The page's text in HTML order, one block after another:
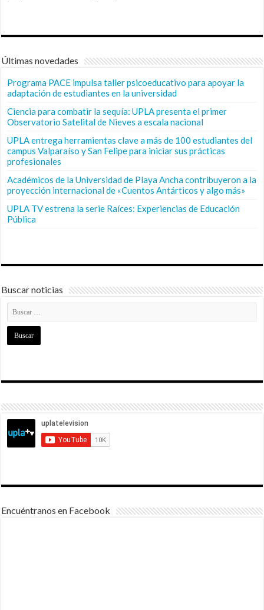
Últimas novedades
Programa PACE impulsa taller psicoeducativo para apoyar la
adaptación de estudiantes en la universidad
Ciencia para combatir la sequía: UPLA presenta el primer
Observatorio Satelital de Nieves a escala nacional
UPLA entrega herramientas clave a más de 100 estudiantes del
campus Valparaíso y San Felipe para iniciar sus prácticas
profesionales
Académicos de la Universidad de Playa Ancha contribuyeron a la
proyección internacional de «Cuentos Antárticos y algo más»
UPLA TV estrena la serie Raíces: Experiencias de Educación
Pública
Buscar noticias
Encuéntranos en Facebook